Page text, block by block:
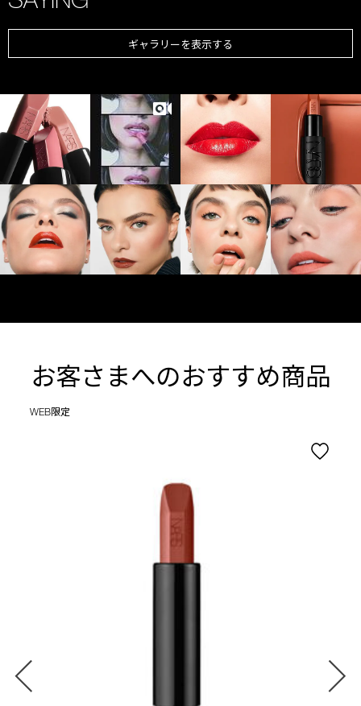
ギャラリーを表示する
お客さまへのおすすめ商品
WEB限定